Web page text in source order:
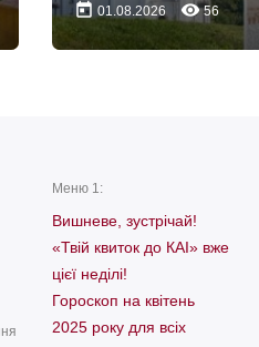
today 01.08.2026 remove_red_eye56
Меню 1:
Вишневе, зустрічай!
«Твій квиток до КАІ» вже
цієї неділі!
Гороскоп на квітень
2025 року для всіх